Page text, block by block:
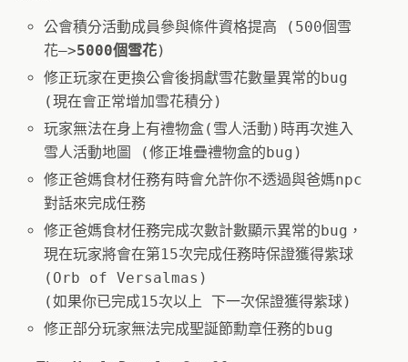
公會積分活動成員參與條件資格提高 (500個雪
花—>5000個雪花)
修正玩家在更換公會後捐獻雪花數量異常的bug
(現在會正常增加雪花積分)
玩家無法在身上有禮物盒(雪人活動)時再次進入
雪人活動地圖 (修正堆疊禮物盒的bug)
修正爸媽食材任務有時會允許你不透過與爸媽npc
對話來完成任務
修正爸媽食材任務完成次數計數顯示異常的bug，
現在玩家將會在第15次完成任務時保證獲得紫球
(Orb of Versalmas)
(如果你已完成15次以上 下一次保證獲得紫球)
修正部分玩家無法完成聖誕節勳章任務的bug